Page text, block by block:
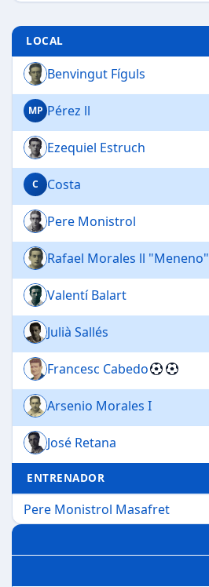
LOCAL
Benvingut Fíguls
MP Pérez ll
Ezequiel Estruch
C Costa
Pere Monistrol
Rafael Morales ll "Meneno"
Valentí Balart
Julià Sallés
Francesc Cabedo
Arsenio Morales I
José Retana
ENTRENADOR
Pere Monistrol Masafret